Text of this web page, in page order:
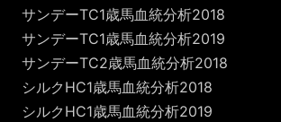
サンデーTC1歳馬血統分析2018
サンデーTC1歳馬血統分析2019
サンデーTC2歳馬血統分析2018
シルクHC1歳馬血統分析2018
シルクHC1歳馬血統分析2019